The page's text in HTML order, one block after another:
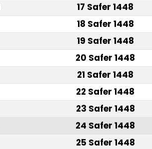
17 Safer 1448
18 Safer 1448
19 Safer 1448
20 Safer 1448
21 Safer 1448
22 Safer 1448
23 Safer 1448
24 Safer 1448
25 Safer 1448